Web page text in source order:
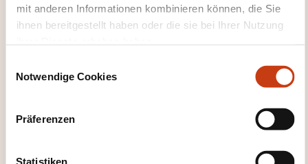
mit anderen Informationen kombinieren können, die Sie
ihnen bereitgestellt haben oder die sie bei Ihrer Nutzung
Notwendige Cookies
Präferenzen
Statistiken
Conduite de palans sur
d’élingage – Module de